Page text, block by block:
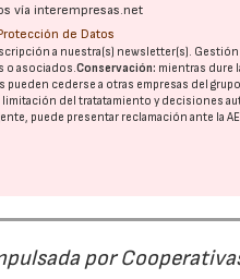
vía interempresas.net
de Datos
a nuestra(s) newsletter(s).
o asociados.Conservación: mientras dure
pueden cederse a otras empresas del grupo
del tratatamiento y decisiones
puede presentar reclamación ante la
por